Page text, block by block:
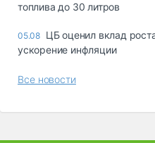
топлива до 30 литров
05.08 ЦБ оценил вклад
ускорение инфляции
Все новости